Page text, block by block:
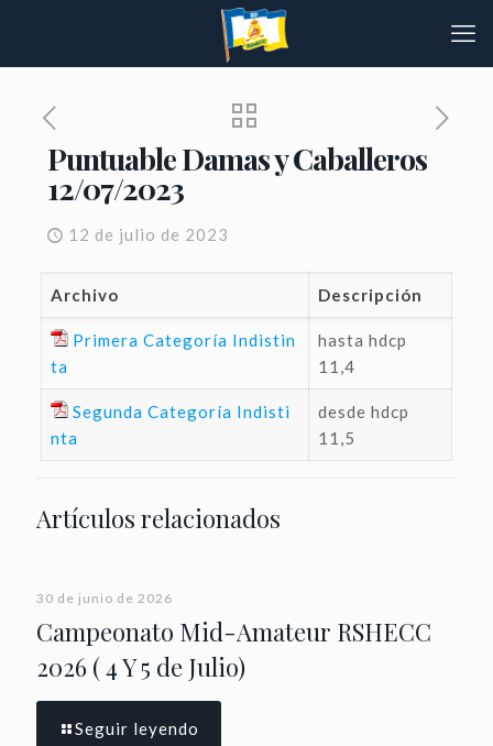
Puntuable Damas y Caballeros
12/07/2023
12 de julio de 2023
Archivo Descripción
Primera Categoría Indistin
ta
hasta hdcp
11,4
Segunda Categoría Indisti
nta
desde hdcp
11,5
Artículos relacionados
30 de junio de 2026
Campeonato Mid-Amateur RSHECC
2026 ( 4 Y 5 de Julio)
Seguir leyendo